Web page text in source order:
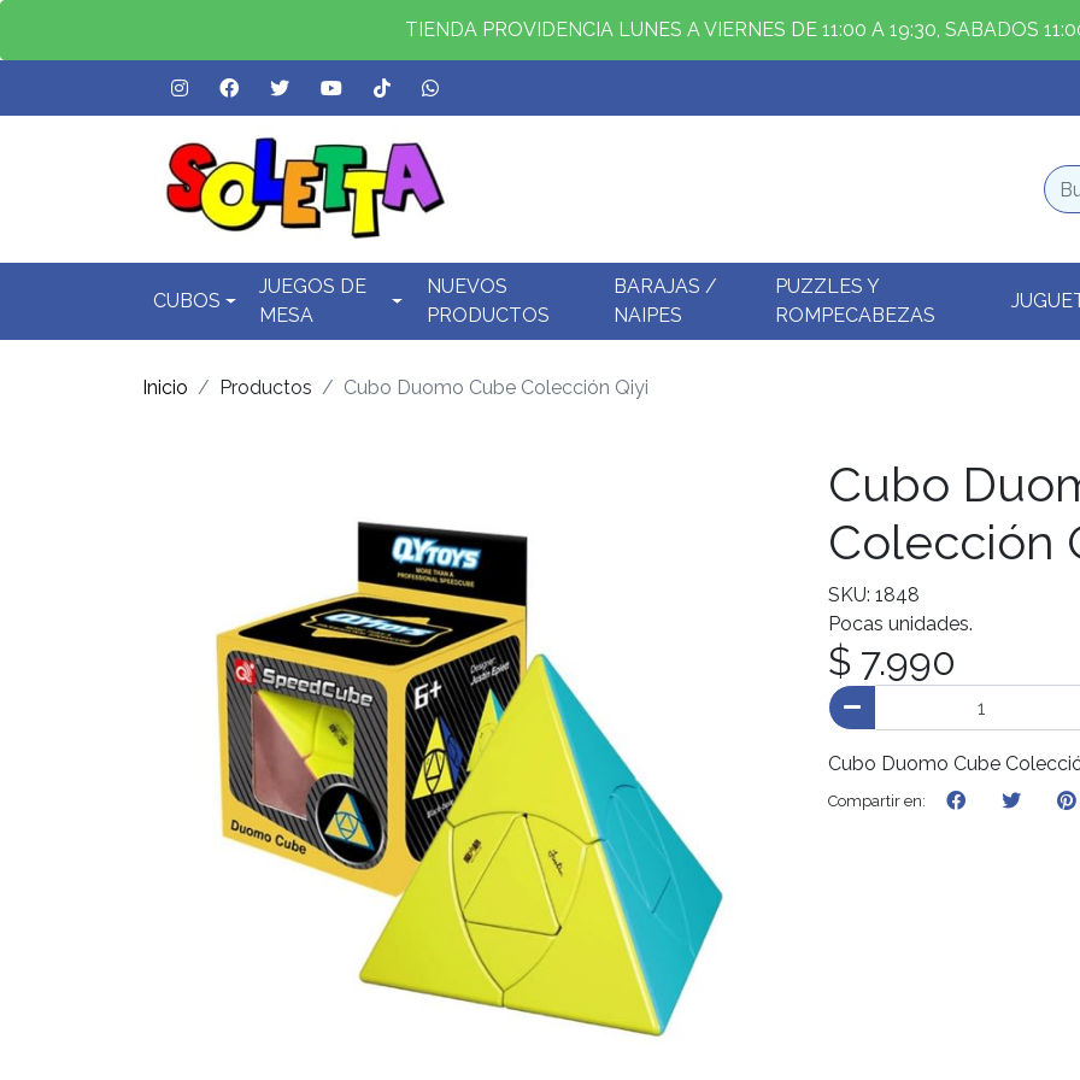
TIENDA PROVIDENCIA LUNES A VIERNES DE 11:00 A 19:30, SABADOS
CUBOS
JUEGOS DE
MESA
NUEVOS
PRODUCTOS
BARAJAS /
NAIPES
PUZZLES Y
ROMPECABEZAS
Inicio Productos Cubo Duomo Cube Colección Qiyi
Cubo
Colección
SKU: 1848
Pocas unidades.
$ 7.990
Cubo Duomo Cube
Compartir en: